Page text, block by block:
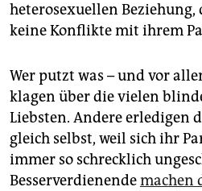
heterosexuellen Beziehung,
keine Konflikte mit ihrem
Wer putzt was – und vor
klagen über die vielen
Liebsten. Andere erledigen
gleich selbst, weil sich ihr
immer so schrecklich
Besserverdienendemachen